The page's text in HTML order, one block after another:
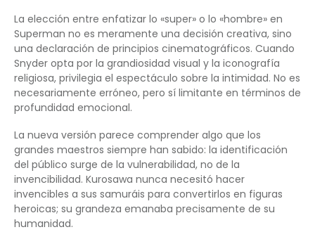
La elección entre enfatizar lo «super» o lo «hombre» en
Superman no es meramente una decisión creativa, sino
una declaración de principios cinematográficos. Cuando
Snyder opta por la grandiosidad visual y la iconografía
religiosa, privilegia el espectáculo sobre la intimidad. No es
necesariamente erróneo, pero sí limitante en términos de
profundidad emocional.
La nueva versión parece comprender algo que los
grandes maestros siempre han sabido: la identificación
del público surge de la vulnerabilidad, no de la
invencibilidad. Kurosawa nunca necesitó hacer
invencibles a sus samuráis para convertirlos en figuras
heroicas; su grandeza emanaba precisamente de su
humanidad.